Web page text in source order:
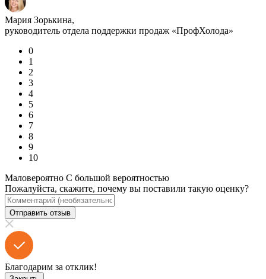
Мария Зорькина,
руководитель отдела поддержки продаж «ПрофХолода»
0
1
2
3
4
5
6
7
8
9
10
Маловероятно С большой вероятностью
Пожалуйста, скажите, почему вы поставили такую оценку?
Отправить отзыв
Благодарим за отклик!